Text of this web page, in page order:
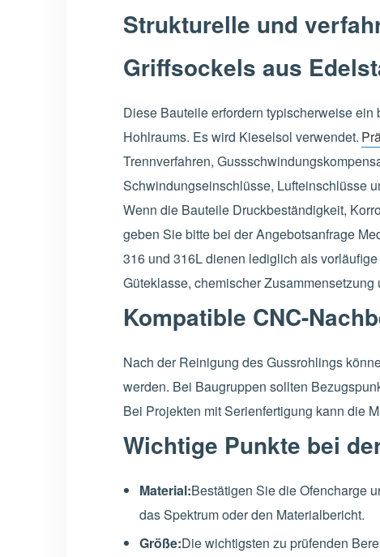
Strukturelle und
Griffsockels aus
Diese Bauteile erfordern typischerweise
Hohlraums. Es wird Kieselsol verwendet.
Trennverfahren,
Schwindungseinschlüsse, Lufteinschlüsse
Wenn die Bauteile Druckbeständigkeit,
geben Sie bitte bei der Angebotsanfrage
316 und 316L dienen lediglich als
Güteklasse, chemischer
Kompatible CNC-
Nach der Reinigung des Gussrohlings
werden. Bei Baugruppen sollten
Bei Projekten mit Serienfertigung kann die
Wichtige Punkte bei
Material:Bestätigen Sie die Ofencharge
das Spektrum oder den Materialbericht.
Größe:Die wichtigsten zu prüfenden